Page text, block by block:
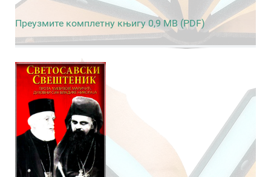
Преузмите комплетну књигу 0,9 MB (PDF)